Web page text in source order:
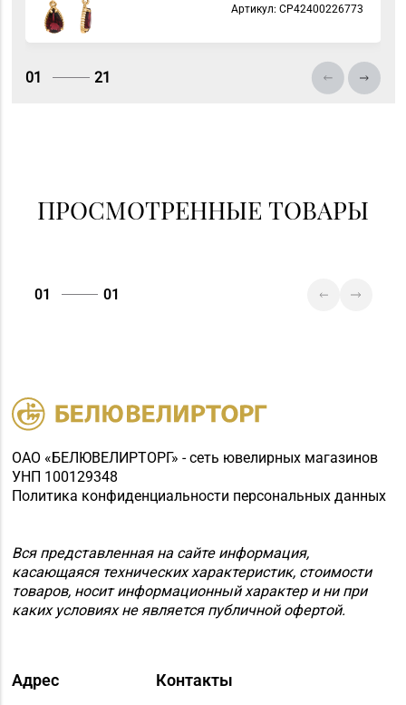
Артикул: СP42400226773
01 21
ПРОСМОТРЕННЫЕ ТОВАРЫ
01 01
ОАО «БЕЛЮВЕЛИРТОРГ» - сеть ювелирных магазинов
УНП 100129348
Политика конфиденциальности персональных данных
Вся представленная на сайте информация,
касающаяся технических характеристик, стоимости
товаров, носит информационный характер и ни при
каких условиях не является публичной офертой.
Адрес Контакты